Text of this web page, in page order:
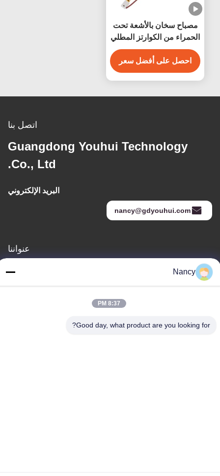
مصباح سخان بالأشعة تحت
الحمراء من الكوارتز المطلي
بالذهب SK15 2000W
للساونا
احصل على أفضل سعر
اتصل بنا
Guangdong Youhui Technology
Co., Ltd.
البريد الإلكتروني
nancy@gdyouhui.com
عنواننا
العنوان
Nancy
8:37 PM
Good day, what product are you looking for?